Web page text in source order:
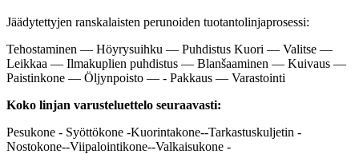
Jäädytettyjen ranskalaisten perunoiden tuotantolinjaprosessi:
Tehostaminen — Höyrysuihku — Puhdistus Kuori — Valitse —
Leikkaa — Ilmakuplien puhdistus — Blanšaaminen — Kuivaus —
Paistinkone — Öljynpoisto — - Pakkaus — Varastointi
Koko linjan varusteluettelo seuraavasti:
Pesukone - Syöttökone -Kuorintakone--Tarkastuskuljetin -
Nostokone--Viipalointikone--Valkaisukone -